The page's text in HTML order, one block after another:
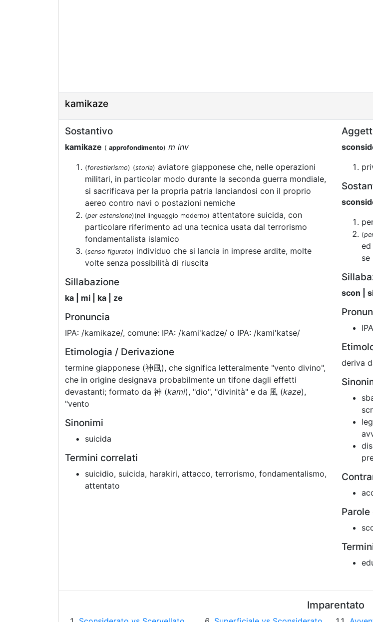
kamikaze
Sostantivo
kamikaze ( approfondimento) m inv
(forestierismo) (storia) aviatore giapponese che, nelle operazioni
militari, in particolar modo durante la seconda guerra mondiale,
si sacrificava per la propria patria lanciandosi con il proprio
aereo contro navi o postazioni nemiche
(per estensione)(nel linguaggio moderno) attentatore suicida, con
particolare riferimento ad una tecnica usata dal terrorismo
fondamentalista islamico
(senso figurato) individuo che si lancia in imprese ardite, molte
volte senza possibilità di riuscita
Sillabazione
ka | mi | ka | ze
Pronuncia
IPA: /kamikaze/, comune: IPA: /kami'kadze/ o IPA: /kami'katse/
Etimologia / Derivazione
termine giapponese (神風), che significa letteralmente "vento divino",
che in origine designava probabilmente un tifone dagli effetti
devastanti; formato da 神 (kami), "dio", "divinità" e da 風 (kaze),
"vento
Sinonimi
suicida
Termini correlati
suicidio, suicida, harakiri, attacco, terrorismo, fondamentalismo,
attentato
(
ed
se
scon |
deriva
Imparentato